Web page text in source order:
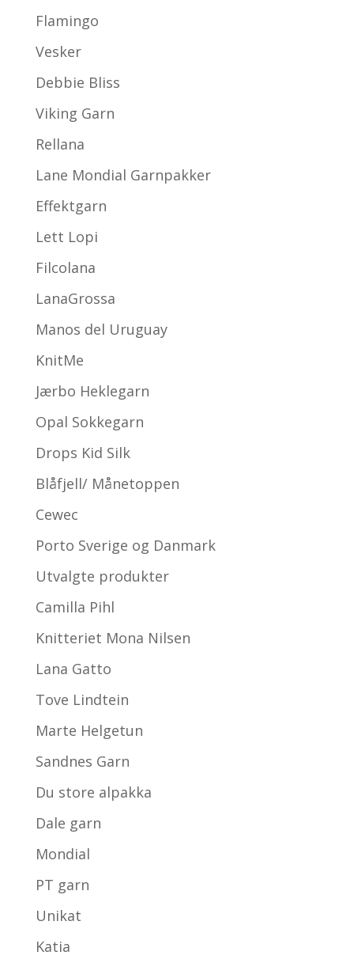
Flamingo
Vesker
Debbie Bliss
Viking Garn
Rellana
Lane Mondial Garnpakker
Effektgarn
Lett Lopi
Filcolana
LanaGrossa
Manos del Uruguay
KnitMe
Jærbo Heklegarn
Opal Sokkegarn
Drops Kid Silk
Blåfjell/ Månetoppen
Cewec
Porto Sverige og Danmark
Utvalgte produkter
Camilla Pihl
Knitteriet Mona Nilsen
Lana Gatto
Tove Lindtein
Marte Helgetun
Sandnes Garn
Du store alpakka
Dale garn
Mondial
PT garn
Unikat
Katia